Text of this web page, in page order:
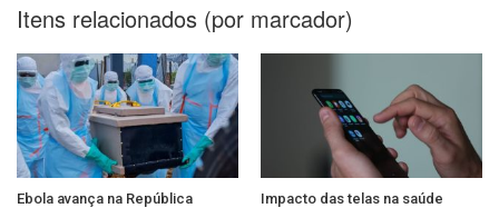
Itens relacionados (por marcador)
Ebola avança na República
Impacto das telas na saúde